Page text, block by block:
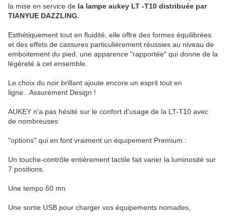
la mise en service de la lampe aukey LT -T10 distribuée par
TIANYUE DAZZLING.
Esthétiquement tout en fluidité, elle offre des formes équilibrées
et des effets de cassures particulièrement réussies au niveau de
emboitement du pied, une apparence "rapportée" qui donne de la
légèreté à cet ensemble.
Le choix du noir brillant ajoute encore un esprit tout en
ligne...Assurément Design !
AUKEY n'a pas hésité sur le confort d'usage de la LT-T10 avec
de nombreuses
"options" qui en font vraiment un équipement Premium :
Un touche-contrôle entièrement tactile fait varier la luminosité sur
7 positions.
Une tempo 60 mn
Une sortie USB pour charger vos équipements nomades,